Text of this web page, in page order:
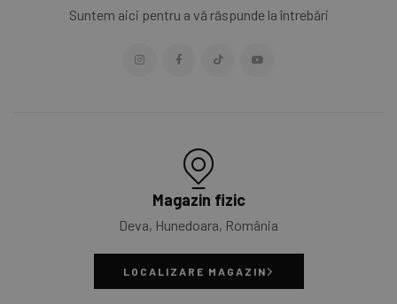
Suntem aici pentru a vă răspunde la întrebări
Magazin fizic
Deva, Hunedoara, România
LOCALIZARE MAGAZIN